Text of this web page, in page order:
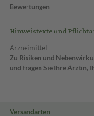
Bewertungen
Hinweistexte und
Arzneimittel
Zu Risiken und
und fragen Sie Ihre Ärztin,
Versandarten